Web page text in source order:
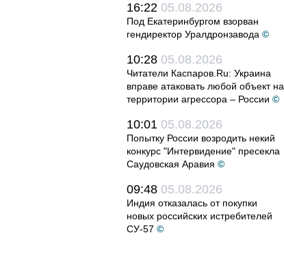
16:22 05.08.2026
Под Екатеринбургом взорван
гендиректор Уралдронзавода ©
10:28 05.08.2026
Читатели Каспаров.Ru: Украина
вправе атаковать любой объект на
территории агрессора – России ©
10:01 05.08.2026
Попытку России возродить некий
конкурс "Интервидение" пресекла
Саудовская Аравия ©
09:48 05.08.2026
Индия отказалась от покупки
новых российских истребителей
СУ-57 ©